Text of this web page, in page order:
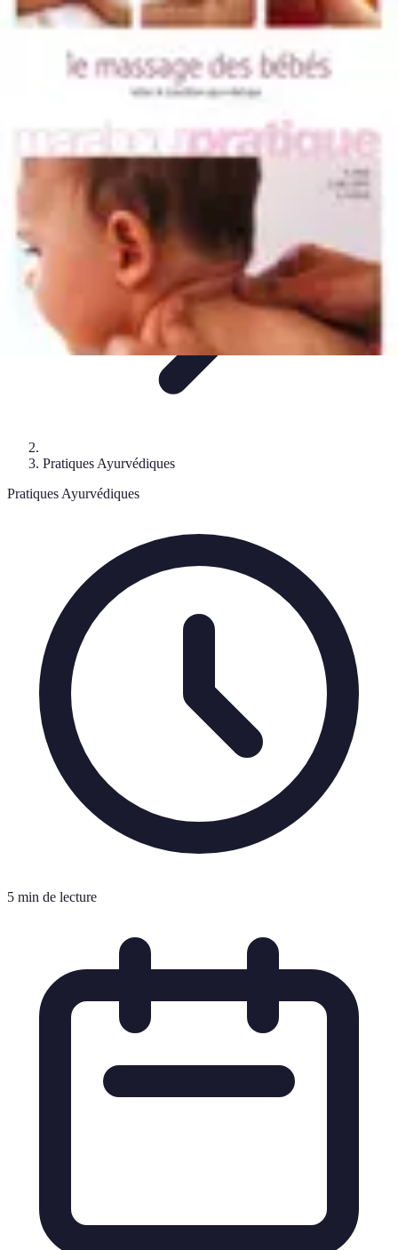
Santé Ayurvédique
Information
Santé et Bien-êtrePratiques et RituelsÉquilibre des
Santé Ayurvédique
Pratiques Ayurvédiques
Pratiques Ayurvédiques
5 min de lecture